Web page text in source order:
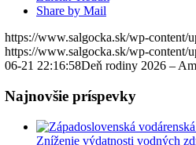
Share by Mail
https://www.salgocka.sk/wp-content/
https://www.salgocka.sk/wp-content/
06-21 22:16:58Deň rodiny 2026 –
Najnovšie príspevky
Zníženie výdatnosti vodných